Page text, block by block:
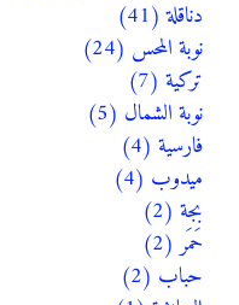
دناقلة (41)
نوبة المحس (24)
تركية (7)
نوبة الشمال (5)
فارسية (4)
ميدوب (4)
بجة (2)
حَمَر (2)
حباب (2)